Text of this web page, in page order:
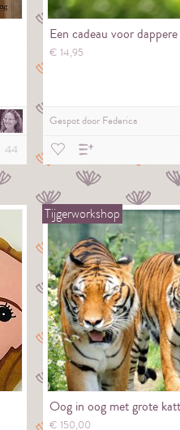
44
Een cadeau voor
€ 14,95
Gespot door Federica
Tijgerworkshop
Oog in oog met grote
€ 150,00